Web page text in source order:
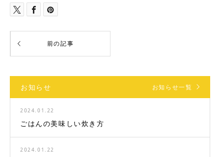
お知らせ お知らせ一覧
2024.01.22
ごはんの美味しい炊き方
2024.01.22